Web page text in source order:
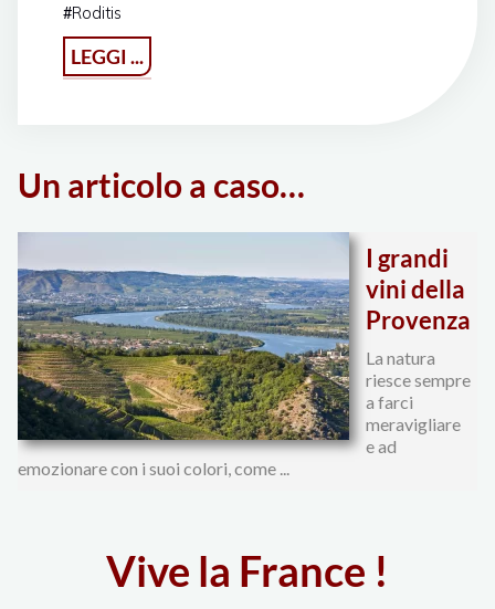
#Roditis
LEGGI ...
Raptis"
Un articolo a caso…
I grandi
vini della
Provenza
La natura
riesce sempre
a farci
meravigliare
e ad
emozionare con i suoi colori, come ...
Vive la France !